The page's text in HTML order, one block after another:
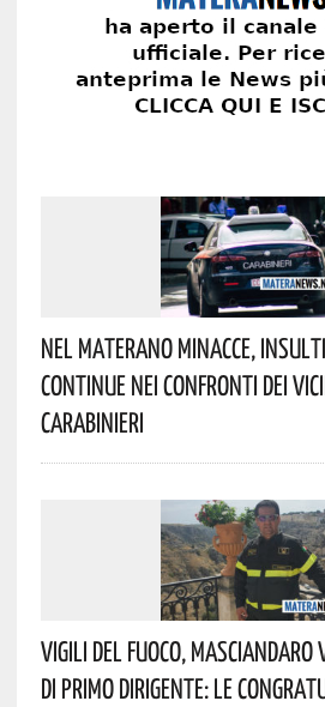
Nel Materano Minacce,
Continue Nei Confronti Dei
Carabinieri
Vigili Del Fuoco, Masciandaro
Di Primo Dirigente: Le